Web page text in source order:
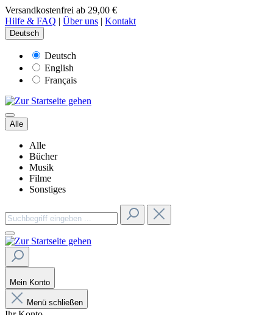
Versandkostenfrei ab 29,00 €
Hilfe & FAQ | Über uns | Kontakt
Deutsch
Deutsch
English
Français
Alle
Alle
Bücher
Musik
Filme
Sonstiges
Mein Konto
Menü schließen